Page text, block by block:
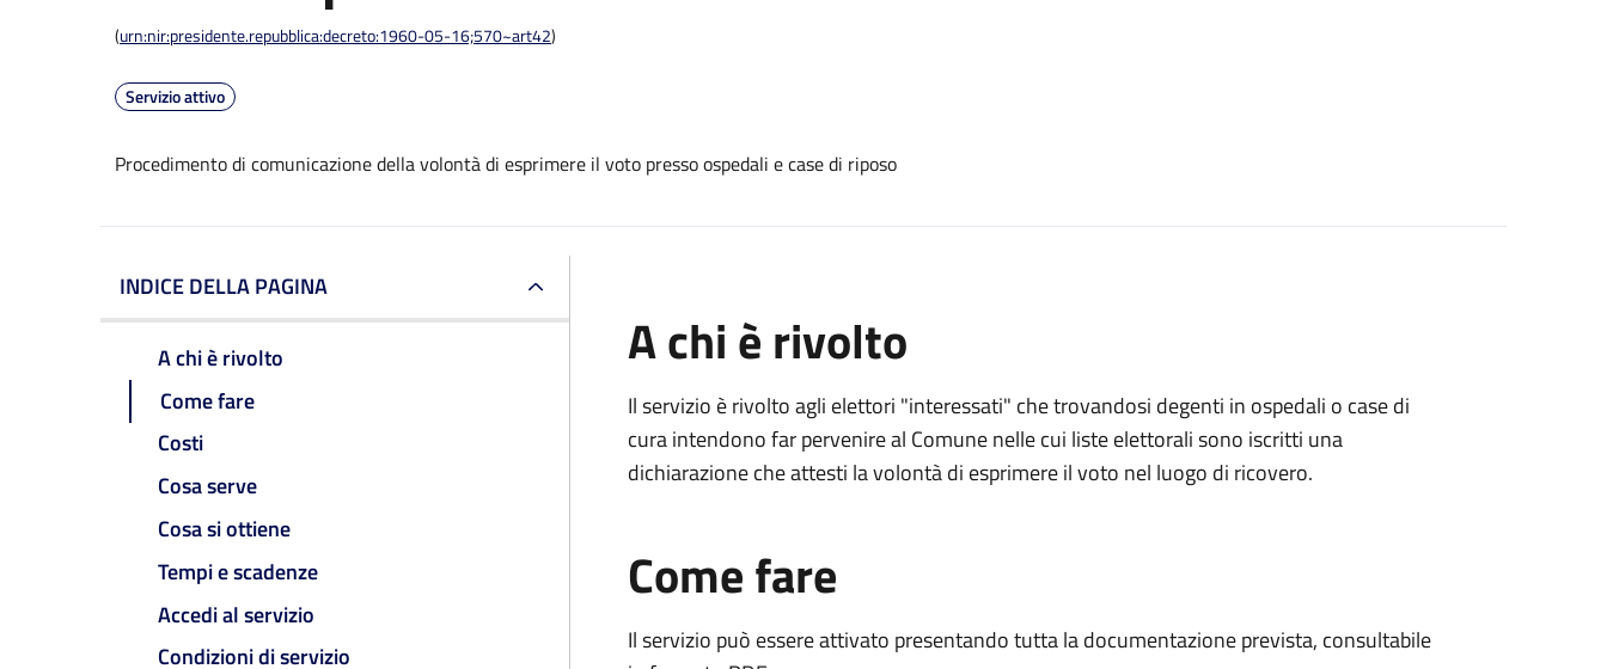
(urn:nir:presidente.repubblica:decreto:1960-05-16;570~art42)
Servizio attivo
Procedimento di comunicazione della volontà di esprimere il voto presso ospedali e case di riposo
INDICE DELLA PAGINA
A chi è rivolto
Come fare
Costi
Cosa serve
Cosa si ottiene
Tempi e scadenze
Accedi al servizio
Condizioni di servizio
A chi è rivolto
Il servizio è rivolto agli elettori "interessati" che trovandosi degenti in ospedali o case di
cura intendono far pervenire al Comune nelle cui liste elettorali sono iscritti una
dichiarazione che attesti la volontà di esprimere il voto nel luogo di ricovero.
Come fare
Il servizio può essere attivato presentando tutta la documentazione prevista, consultabile